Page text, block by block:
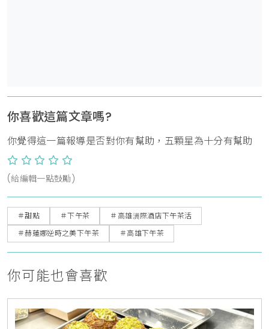
你喜歡這篇文章嗎?
你覺得這一篇報導是否對你有幫助，五顆星為十分有幫助
(給編輯一點鼓勵)
＃甜點 ＃下午茶
＃高雄洲際酒店下午茶活
＃赫蓮娜逆時之美下午茶
＃高雄下午茶
你可能也會喜歡